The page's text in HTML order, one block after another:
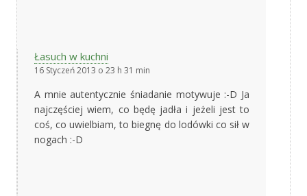
Łasuch w kuchni
16 Styczeń 2013 o 23 h 31 min
A mnie autentycznie śniadanie motywuje :-D Ja
najczęściej wiem, co będę jadła i jeżeli jest to
coś, co uwielbiam, to biegnę do lodówki co sił w
nogach :-D